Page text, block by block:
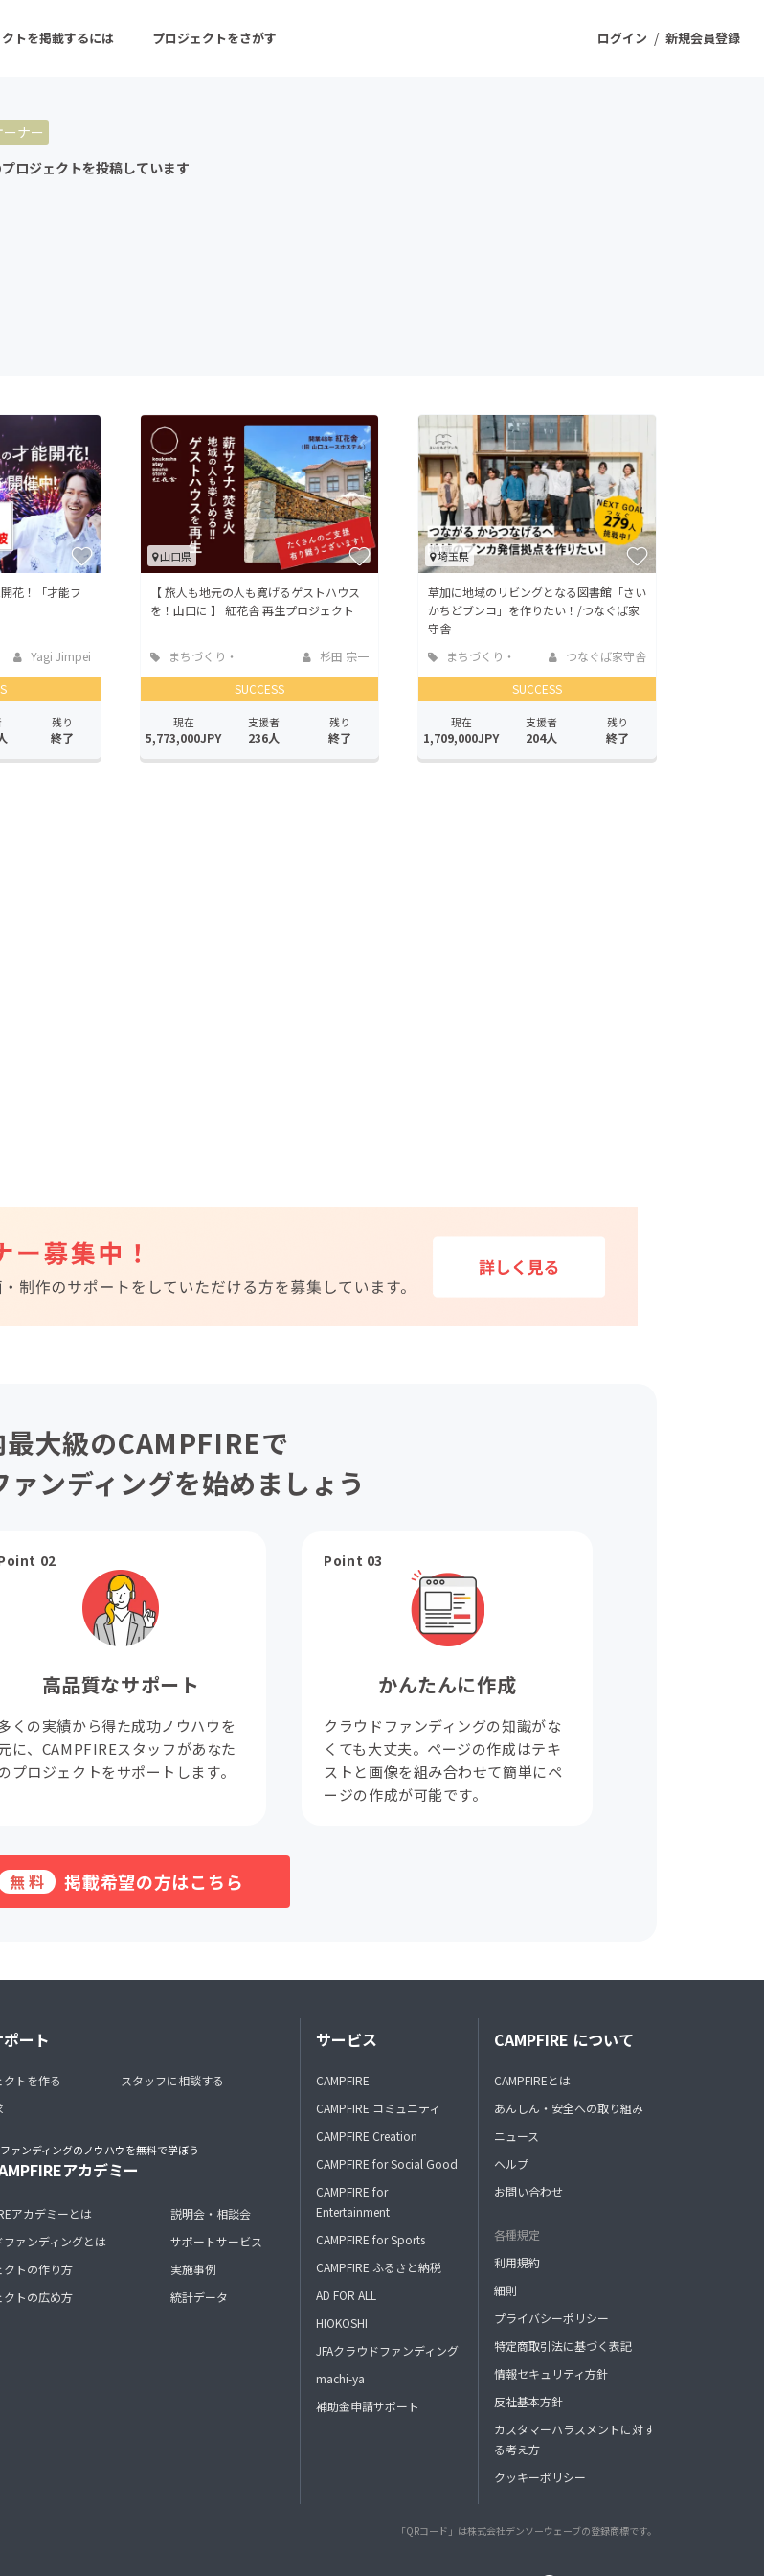
ログイン / 新規会員登録
トを掲載するには プロジェクトをさがす
の新着プロジェクト
for Social Good
CAMPFIRE Creation
るさと納税
machi-ya コミュニティ
ナー
ロジェクトを投稿しています
花！「才能フ
Yagi Jimpei
残り
終了
山口県
【 旅人も地元の人も寛げるゲストハウス
を！山口に 】 紅花舎 再生プロジェクト
まちづくり・
杉田 宗一
SUCCESS
現在
5,773,000JPY
支援者
236人
残り
終了
埼玉県
草加に地域のリビングとなる図書館「さい
かちどブンコ」を作りたい！/つなぐば家
守舎
まちづくり・
つなぐば家守舎
SUCCESS
現在
1,709,000JPY
支援者
204人
残り
終了
最大級のCAMPFIREで
ァンディングを始めましょう
02
高品質なサポート
くの実績から得た成功ノウハウを
に、CAMPFIREスタッフがあなた
プロジェクトをサポートします。
Point 03
かんたんに作成
クラウドファンディングの知識がな
くても大丈夫。ページの作成はテキ
ストと画像を組み合わせて簡単にペ
ージの作成が可能です。
無料 掲載希望の方はこちら
ート
クトを作る
スタッフに相談する
ァンディングのノウハウを無料で学ぼう
アカデミー
アカデミーとは
ファンディングとは
クトの作り方
クトの広め方
説明会・相談会
サポートサービス
実施事例
統計データ
サービス
CAMPFIRE
CAMPFIRE コミュニティ
CAMPFIRE Creation
CAMPFIRE for Social Good
CAMPFIRE for
Entertainment
CAMPFIRE for Sports
CAMPFIRE ふるさと納税
AD FOR ALL
HIOKOSHI
JFAクラウドファンディング
machi-ya
補助金申請サポート
CAMPFIRE について
CAMPFIREとは
あんしん・安全への取り組み
ニュース
ヘルプ
お問い合わせ
各種規定
利用規約
細則
プライバシーポリシー
特定商取引法に基づく表記
情報セキュリティ方針
反社基本方針
カスタマーハラスメントに対す
る考え方
クッキーポリシー
「QRコード」は株式会社デンソーウェーブの登録商標です。